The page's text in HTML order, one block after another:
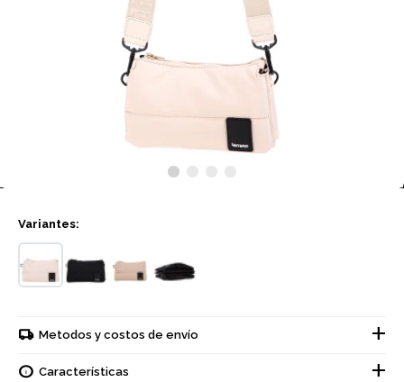
Variantes:
Metodos y costos de envío
Características